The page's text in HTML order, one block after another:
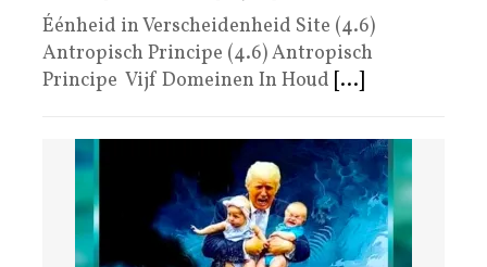
Éénheid in Verscheidenheid Site (4.6)
Antropisch Principe (4.6) Antropisch
Principe Vijf Domeinen In Houd [...]